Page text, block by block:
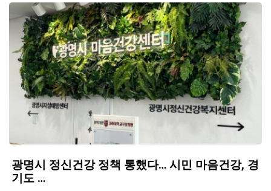
광명시 정신건강 정책 통했다… 시민 마음건강, 경
기도 …